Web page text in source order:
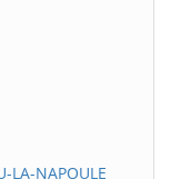
NAPOULE